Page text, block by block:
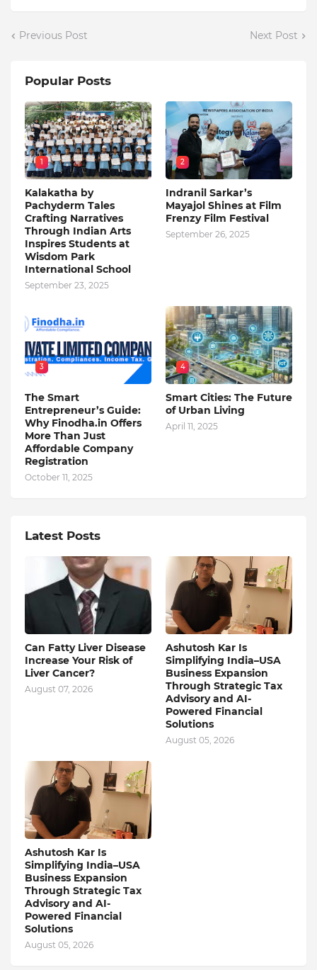
Previous Post Next Post
Popular Posts
1
Kalakatha by
Pachyderm Tales
Crafting Narratives
Through Indian Arts
Inspires Students at
Wisdom Park
International School
September 23, 2025
2
Indranil Sarkar’s
Mayajol Shines at Film
Frenzy Film Festival
September 26, 2025
3
The Smart
Entrepreneur’s Guide:
Why Finodha.in Offers
More Than Just
Affordable Company
Registration
October 11, 2025
4
Smart Cities: The Future
of Urban Living
April 11, 2025
Latest Posts
Can Fatty Liver Disease
Increase Your Risk of
Liver Cancer?
August 07, 2026
Ashutosh Kar Is
Simplifying India–USA
Business Expansion
Through Strategic Tax
Advisory and AI-
Powered Financial
Solutions
August 05, 2026
Ashutosh Kar Is
Simplifying India–USA
Business Expansion
Through Strategic Tax
Advisory and AI-
Powered Financial
Solutions
August 05, 2026